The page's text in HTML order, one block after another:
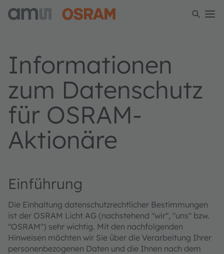
Informationen
zum Datenschutz
für OSRAM-
Aktionäre
Einführung
Die Einhaltung datenschutzrechtlicher Bestimmungen
ist der OSRAM Licht AG (nachstehend "wir", "uns" bzw.
"OSRAM") sehr wichtig. Mit den nachfolgenden
Hinweisen möchten wir Sie über die Verarbeitung Ihrer
personenbezogenen Daten und die Ihnen nach dem